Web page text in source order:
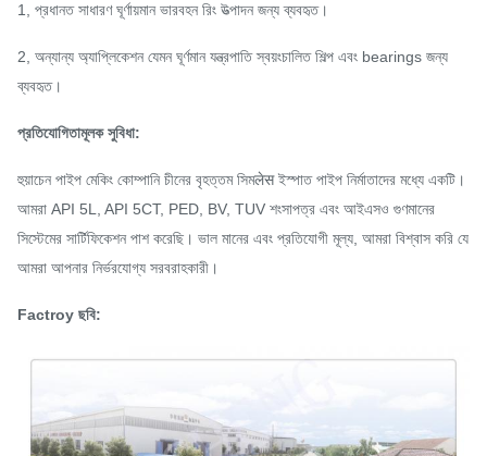
1, প্রধানত সাধারণ ঘূর্ণায়মান ভারবহন রিং উত্পাদন জন্য ব্যবহৃত।
2, অন্যান্য অ্যাপ্লিকেশন যেমন ঘূর্ণমান যন্ত্রপাতি স্বয়ংচালিত শিল্প এবং bearings জন্য
ব্যবহৃত।
প্রতিযোগিতামূলক সুবিধা:
হুয়াচেন পাইপ মেকিং কোম্পানি চীনের বৃহত্তম সিমलेस ইস্পাত পাইপ নির্মাতাদের মধ্যে একটি।
আমরা API 5L, API 5CT, PED, BV, TUV শংসাপত্র এবং আইএসও গুণমানের
সিস্টেমের সার্টিফিকেশন পাশ করেছি। ভাল মানের এবং প্রতিযোগী মূল্য, আমরা বিশ্বাস করি যে
আমরা আপনার নির্ভরযোগ্য সরবরাহকারী।
Factroy ছবি: